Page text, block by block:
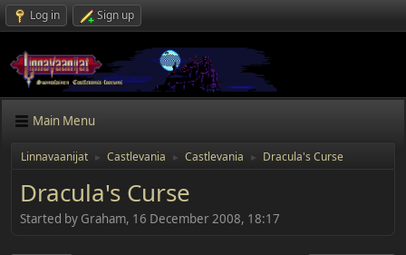
Log in Sign up
Main Menu
Linnavaanijat ► Castlevania ► Castlevania ► Dracula's Curse
Dracula's Curse
Started by Graham, 16 December 2008, 18:17